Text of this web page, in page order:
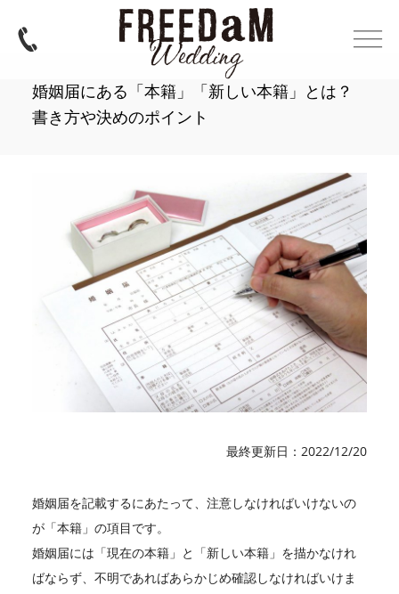
婚姻届にある「本籍」「新しい本籍」とは？
書き方や決めのポイント
最終更新日：2022/12/20
婚姻届を記載するにあたって、注意しなければいけないの
が「本籍」の項目です。
婚姻届には「現在の本籍」と「新しい本籍」を描かなけれ
ばならず、不明であればあらかじめ確認しなければいけま